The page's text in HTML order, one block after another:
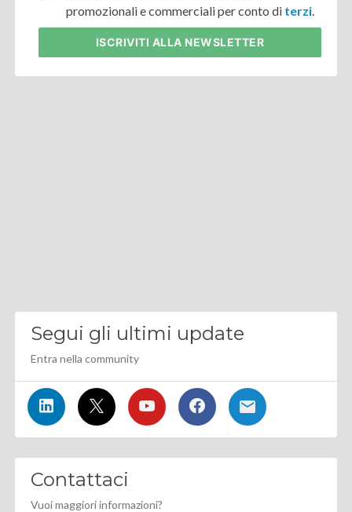
promozionali e commerciali per conto di terzi
ISCRIVITI ALLA NEWSLETTER
Segui gli ultimi update
Entra nella community
Contattaci
Vuoi maggiori informazioni?